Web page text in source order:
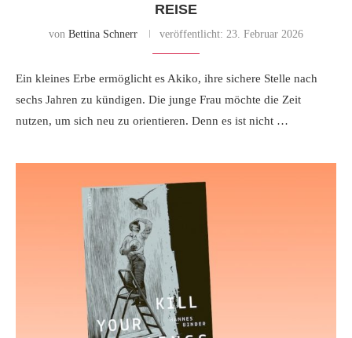
REISE
von Bettina Schnerr veröffentlicht: 23. Februar 2026
Ein kleines Erbe ermöglicht es Akiko, ihre sichere Stelle nach
sechs Jahren zu kündigen. Die junge Frau möchte die Zeit
nutzen, um sich neu zu orientieren. Denn es ist nicht …